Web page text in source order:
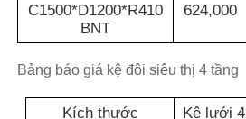
C1500*D1200*R410
BNT
624,000
Bảng báo giá kệ đôi siêu thị 4 tầng
Kích thước
Kệ lưới 4